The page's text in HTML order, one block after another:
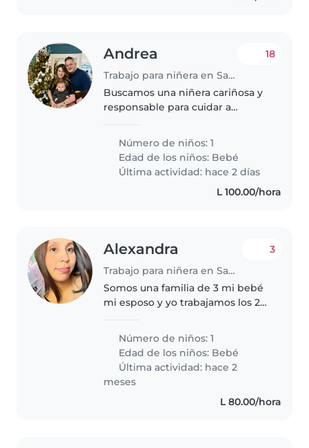
Andrea
Trabajo para niñera en San Pedro Sula
18
Buscamos una niñera cariñosa y
responsable para cuidar a
Necesitamos alguien que se
sienta cómoda con las mascotas,
ayudando en la cocina y con las..
Número de niños: 1
Edad de los niños: Bebé
Última actividad: hace 2 días
L 100.00/hora
Alexandra
Trabajo para niñera en San Pedro Sula
3
Somos una familia de 3 mi bebé
mi esposo y yo trabajamos los 2
mes y días
Número de niños: 1
Edad de los niños: Bebé
Última actividad: hace 2
meses
L 80.00/hora